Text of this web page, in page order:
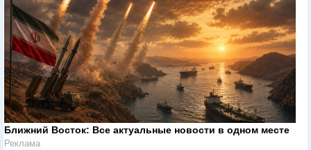
Ближний Восток: Все актуальные новости в одном месте
Реклама